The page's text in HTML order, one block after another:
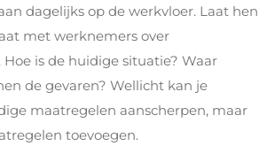
dagelijks op de werkvloer. Laat hen
met werknemers over
. Hoe is de huidige situatie? Waar
de gevaren? Wellicht kan je
maatregelen aanscherpen, maar
toevoegen.